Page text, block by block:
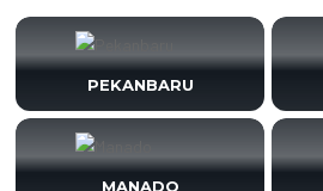
PEKANBARU
MANADO